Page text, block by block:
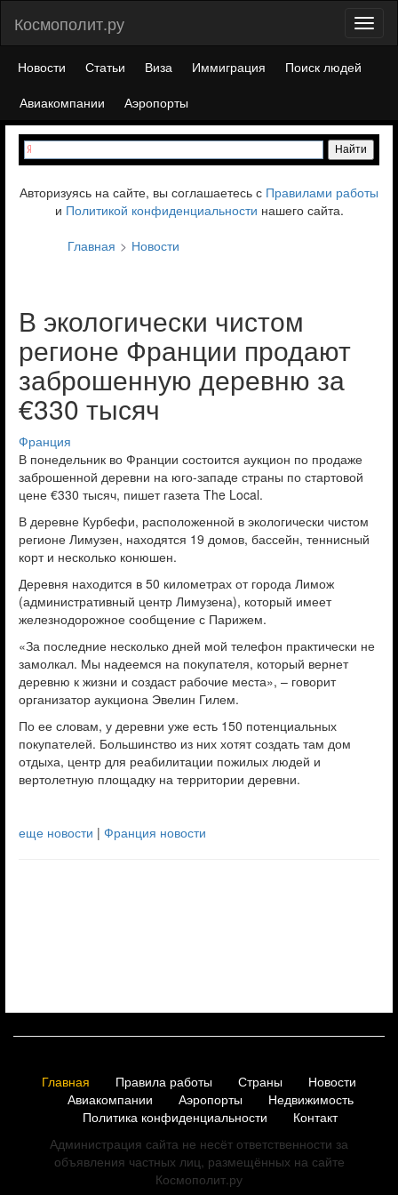
Космополит.ру
Новости Статьи Виза Иммиграция
Поиск людей
Авиакомпании
Аэропорты
Авторизуясь на сайте, вы соглашаетесь с Правилами работы
и Политикой конфиденциальности нашего сайта.
Главная
Новости
В экологически чистом
регионе Франции продают
заброшенную деревню за
€330 тысяч
Франция
В понедельник во Франции состоится аукцион по продаже
заброшенной деревни на юго-западе страны по стартовой
цене €330 тысяч, пишет газета The Local.
В деревне Курбефи, расположенной в экологически чистом
регионе Лимузен, находятся 19 домов, бассейн, теннисный
корт и несколько конюшен.
Деревня находится в 50 километрах от города Лимож
(административный центр Лимузена), который имеет
железнодорожное сообщение с Парижем.
«За последние несколько дней мой телефон практически не
замолкал. Мы надеемся на покупателя, который вернет
деревню к жизни и создаст рабочие места», – говорит
организатор аукциона Эвелин Гилем.
По ее словам, у деревни уже есть 150 потенциальных
покупателей. Большинство из них хотят создать там дом
отдыха, центр для реабилитации пожилых людей и
вертолетную площадку на территории деревни.
еще новости | Франция новости
Главная Правила работы Страны
Новости
Авиакомпании
Аэропорты
Недвижимость
Политика конфиденциальности
Контакт
Администрация сайта не несёт ответственности за
объявления частных лиц, размещённых на сайте
Космополит.ру